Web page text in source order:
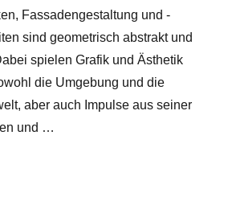
Fassadengestaltung und -
sind geometrisch abstrakt und
spielen Grafik und Ästhetik
die Umgebung und die
aber auch Impulse aus seiner
und …